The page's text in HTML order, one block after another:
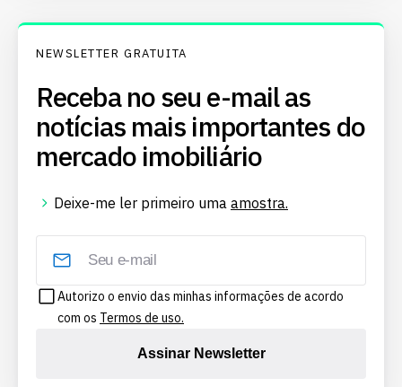
NEWSLETTER GRATUITA
Receba no seu e-mail as
notícias mais importantes do
mercado imobiliário
Deixe-me ler primeiro uma amostra.
Autorizo o envio das minhas informações de acordo
com os Termos de uso.
Assinar Newsletter